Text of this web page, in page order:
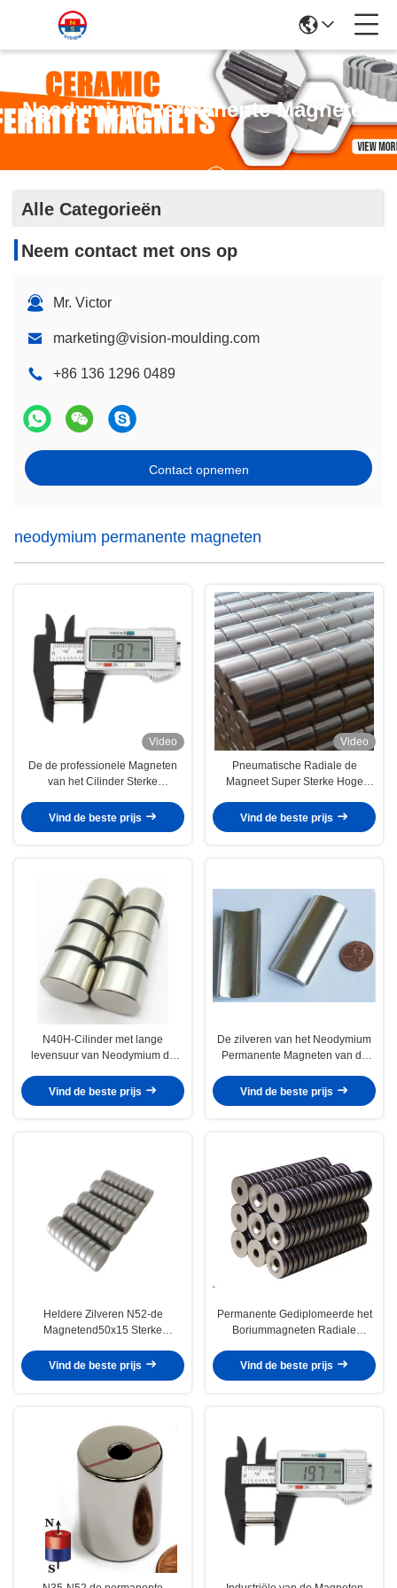
Neodymium Permanente Magneten
Alle Categorieën
Neem contact met ons op
Mr. Victor
marketing@vision-moulding.com
+86 136 1296 0489
Contact opnemen
neodymium permanente magneten
Video
De de professionele Magneten
van het Cilinder Sterke
Zeldzame aardendfeb N42
Vind de beste prijs
Video
Pneumatische Radiale de
Magneet Super Sterke Hoge
Cilinderneodymium
Vind de beste prijs
N40H-Cilinder met lange
levensuur van Neodymium de
Medische Producten
Vind de beste prijs
De zilveren van het Neodymium
Permanente Magneten van de
de Motorneodymium
Vind de beste prijs
Heldere Zilveren N52-de
Magnetend50x15 Sterke
de Neodymiumschijf
Vind de beste prijs
Permanente Gediplomeerde het
Boriummagneten Radiale
Neodymiumijzer
Vind de beste prijs